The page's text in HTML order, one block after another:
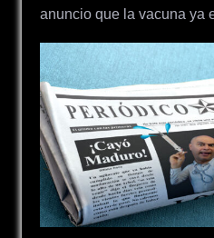
anuncio que la vacuna ya